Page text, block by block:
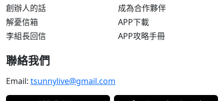
創辦人的話
解憂信箱
李組長回信
成為合作夥伴
APP下載
APP攻略手冊
聯絡我們
Email: tsunnylive@gmail.com